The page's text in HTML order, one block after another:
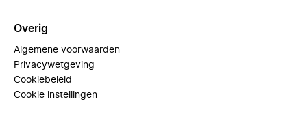
Overig
Algemene voorwaarden
Privacywetgeving
Cookiebeleid
Cookie instellingen